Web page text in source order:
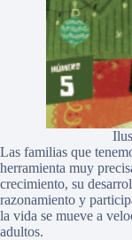
Las familias que
herramienta muy
crecimiento, su
razonamiento y
la vida se mueve a
adultos.